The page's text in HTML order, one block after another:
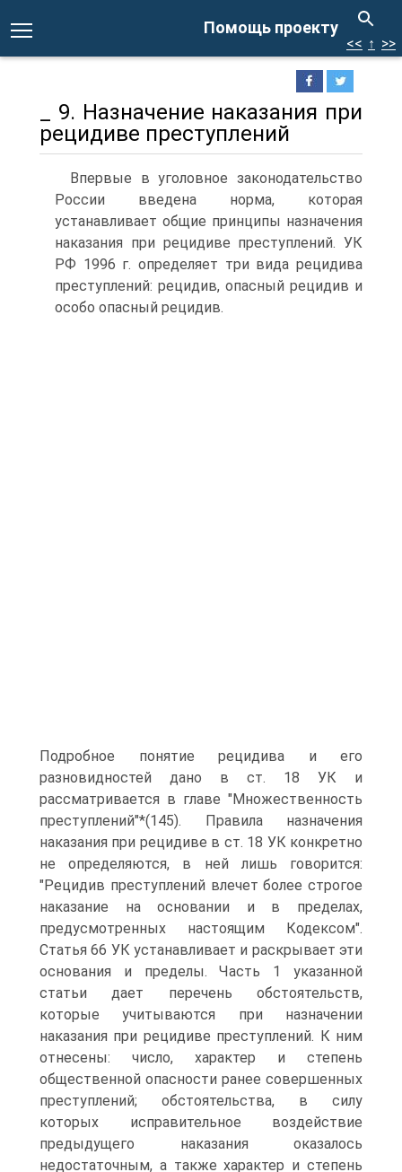
Помощь проекту
<< ↑ >>
_ 9. Назначение наказания при
рецидиве преступлений
Впервые в уголовное законодательство
России введена норма, которая
устанавливает общие принципы назначения
наказания при рецидиве преступлений. УК
РФ 1996 г. определяет три вида рецидива
преступлений: рецидив, опасный рецидив и
особо опасный рецидив.
Подробное понятие рецидива и его
разновидностей дано в ст. 18 УК и
рассматривается в главе "Множественность
преступлений"*(145). Правила назначения
наказания при рецидиве в ст. 18 УК конкретно
не определяются, в ней лишь говорится:
"Рецидив преступлений влечет более строгое
наказание на основании и в пределах,
предусмотренных настоящим Кодексом".
Статья 66 УК устанавливает и раскрывает эти
основания и пределы. Часть 1 указанной
статьи дает перечень обстоятельств,
которые учитываются при назначении
наказания при рецидиве преступлений. К ним
отнесены: число, характер и степень
общественной опасности ранее совершенных
преступлений; обстоятельства, в силу
которых исправительное воздействие
предыдущего наказания оказалось
недостаточным, а также характер и степень